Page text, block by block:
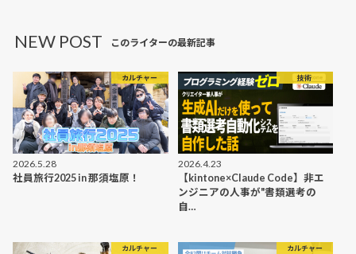
NEW POST このライターの最新記事
カルチャー
2026.5.28
社員旅行2025 in 那須塩原！
技術
2026.4.23
【kintone×Claude Code】非エ
ンジニアの人事が"書類選考の
自…
カルチャー カルチャー